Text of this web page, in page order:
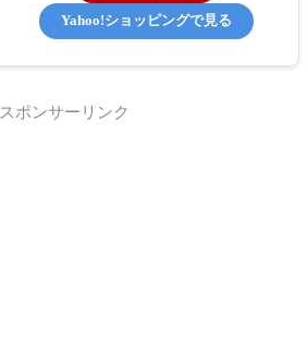
Yahoo!ショッピングで見る
スポンサーリンク